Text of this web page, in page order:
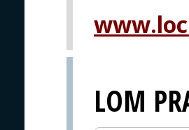
LOM